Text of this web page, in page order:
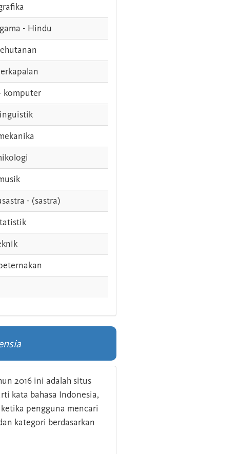
- Hindu
komputer
- (sastra)
2016 ini adalah situs
kata bahasa Indonesia,
pengguna mencari
kategori berdasarkan